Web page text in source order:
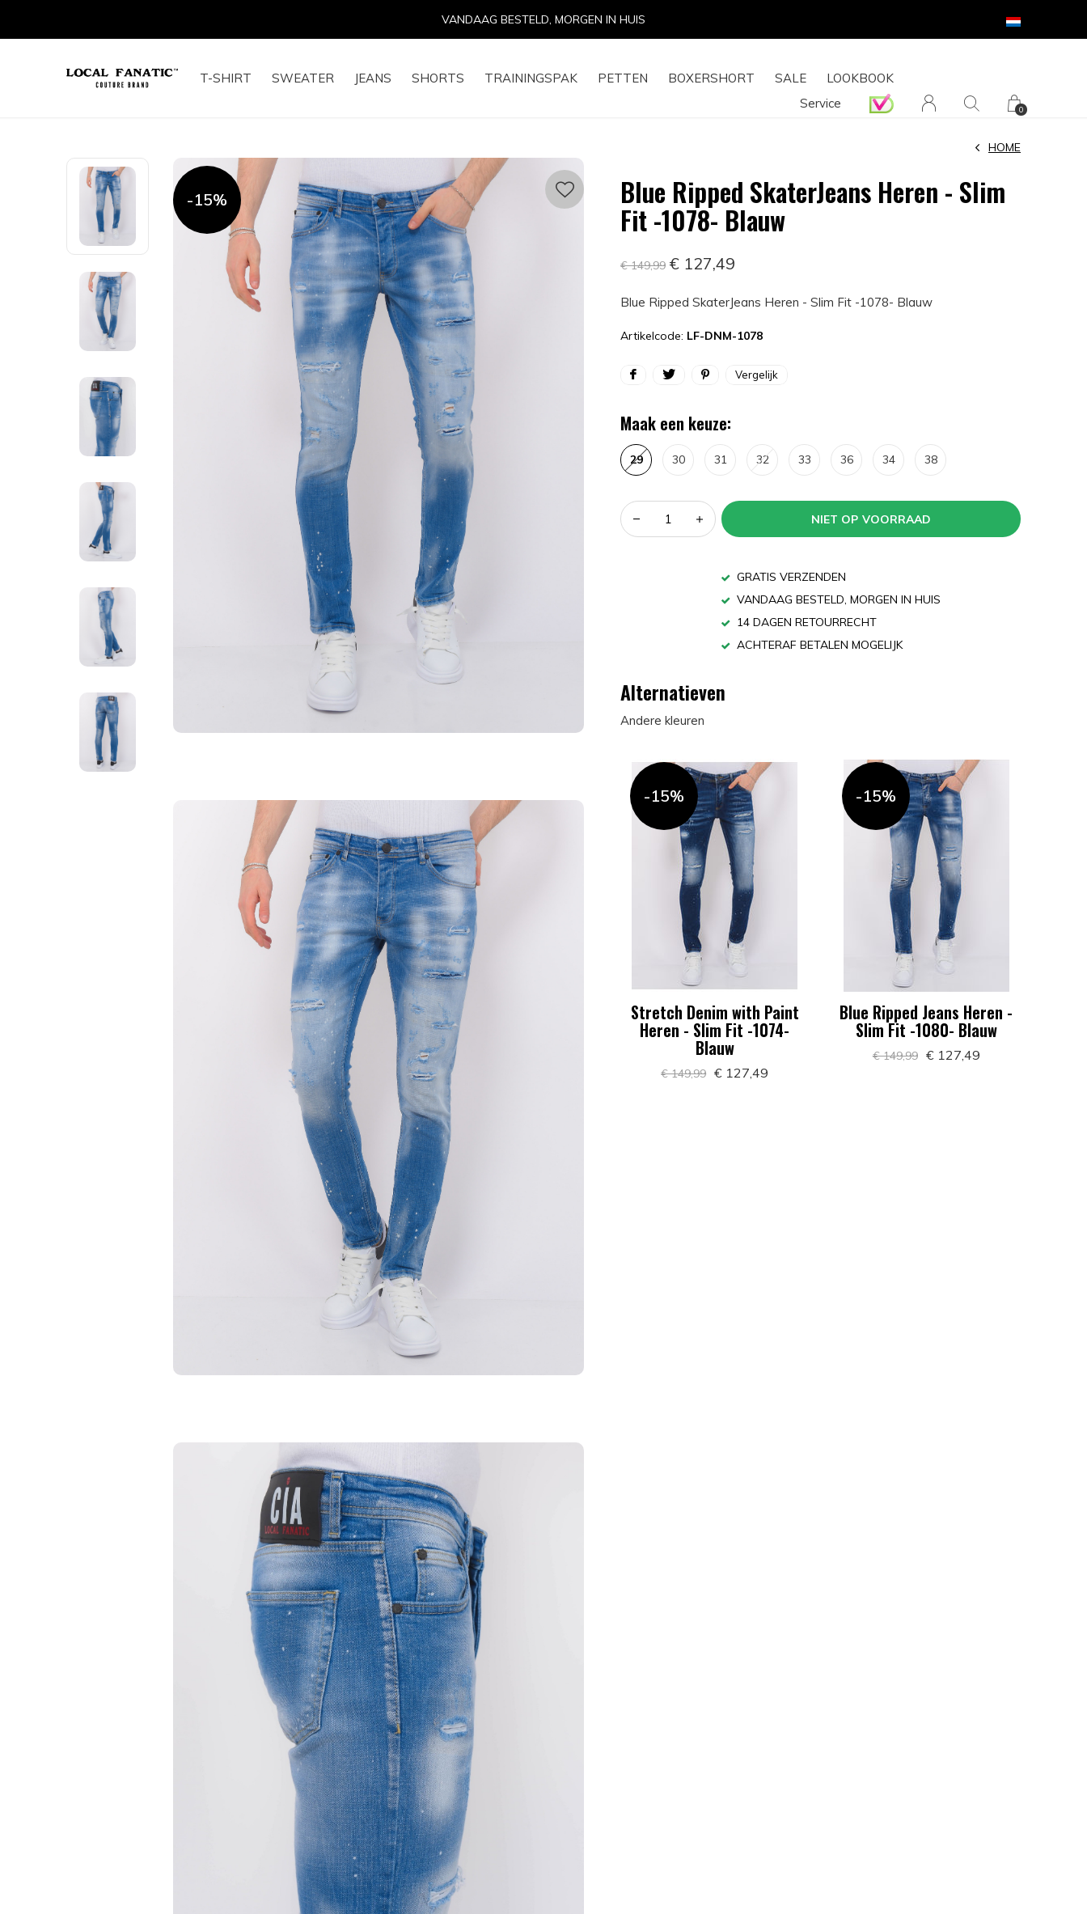
T-SHIRT SWEATER JEANS SHORTS TRAININGSPAK PETTEN BOXERSHORT SALE
LOOKBOOK
Service
0
VANDAAG BESTELD, MORGEN IN HUIS
-15% Blue Ripped SkaterJeans Heren - Slim
Fit -1078- Blauw
HOME
€ 149,99 € 127,49
Blue Ripped SkaterJeans Heren - Slim Fit -1078- Blauw
Artikelcode: LF-DNM-1078
Vergelijk
Maak een keuze:
29 30 31 32 33 36 34 38
NIET OP VOORRAAD
GRATIS VERZENDEN
VANDAAG BESTELD, MORGEN IN HUIS
14 DAGEN RETOURRECHT
ACHTERAF BETALEN MOGELIJK
Alternatieven
Andere kleuren
-15%
Stretch Denim with Paint
Heren - Slim Fit -1074-
Blauw
€ 149,99 € 127,49
-15%
Blue Ripped Jeans Heren -
Slim Fit -1080- Blauw
€ 149,99 € 127,49